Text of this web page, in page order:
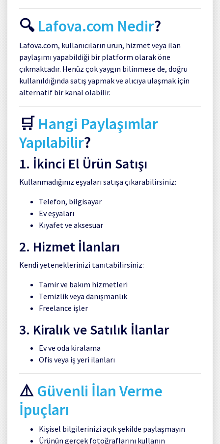
🔍 Lafova.com Nedir?
Lafova.com, kullanıcıların ürün, hizmet veya ilan
paylaşımı yapabildiği bir platform olarak öne
çıkmaktadır. Henüz çok yaygın bilinmese de, doğru
kullanıldığında satış yapmak ve alıcıya ulaşmak için
alternatif bir kanal olabilir.
🛒 Hangi Paylaşımlar
Yapılabilir?
1. İkinci El Ürün Satışı
Kullanmadığınız eşyaları satışa çıkarabilirsiniz:
Telefon, bilgisayar
Ev eşyaları
Kıyafet ve aksesuar
2. Hizmet İlanları
Kendi yeteneklerinizi tanıtabilirsiniz:
Tamir ve bakım hizmetleri
Temizlik veya danışmanlık
Freelance işler
3. Kiralık ve Satılık İlanlar
Ev ve oda kiralama
Ofis veya iş yeri ilanları
⚠️ Güvenli İlan Verme
İpuçları
Kişisel bilgilerinizi açık şekilde paylaşmayın
Ürünün gerçek fotoğraflarını kullanın